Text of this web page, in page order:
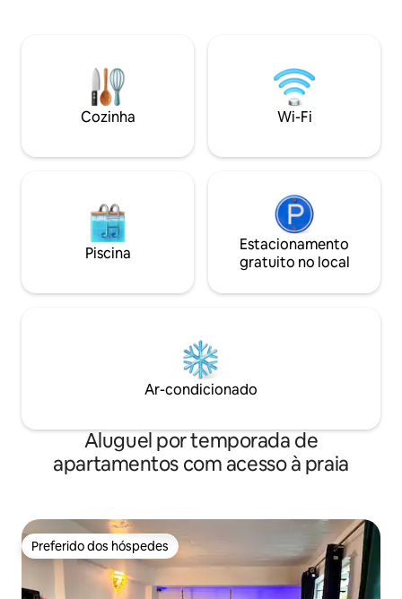
possibilidade de alugar os nossos
veículos. Até breve!
7.500 XPF por dia. Café da manhã 2.500
XPF. Jantar 3.500
pessoa. Mauruuru
Cozinha Wi-Fi
Piscina
Estacionamento
gratuito no local
Ar-condicionado
Aluguel por temporada de
apartamentos com acesso à praia
Preferido dos hóspedes
Preferido dos hóspedes